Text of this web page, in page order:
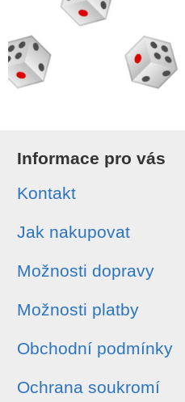
Informace pro vás
Kontakt
Jak nakupovat
Možnosti dopravy
Možnosti platby
Obchodní podmínky
Ochrana soukromí